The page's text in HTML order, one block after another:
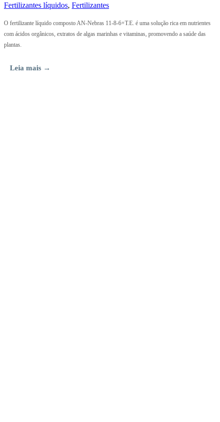
Fertilizantes líquidos, Fertilizantes
O fertilizante líquido composto AN-Nebras 11-8-6+T.E. é uma solução rica em nutrientes
com ácidos orgânicos, extratos de algas marinhas e vitaminas, promovendo a saúde das
plantas.
Leia mais →